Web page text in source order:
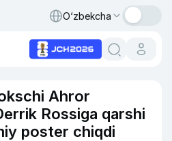
O‘zbekcha
Ahror
Rossiga qarshi
poster chiqdi